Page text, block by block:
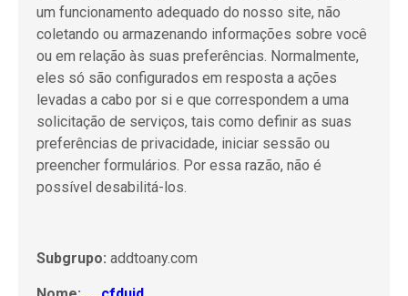
um funcionamento adequado do nosso site, não
coletando ou armazenando informações sobre você
ou em relação às suas preferências. Normalmente,
eles só são configurados em resposta a ações
levadas a cabo por si e que correspondem a uma
solicitação de serviços, tais como definir as suas
preferências de privacidade, iniciar sessão ou
preencher formulários. Por essa razão, não é
possível desabilitá-los.
Subgrupo: addtoany.com